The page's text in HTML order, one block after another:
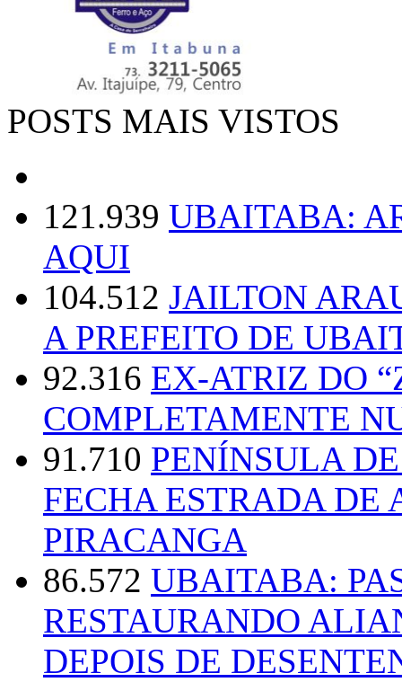
POSTS MAIS VISTOS
121.939 UBAITABA:
AQUI
104.512 JAILTON
A PREFEITO DE
92.316 EX-ATRIZ DO
COMPLETAMENTE
91.710 PENÍNSULA
FECHA ESTRADA DE
PIRACANGA
86.572 UBAITABA:
RESTAURANDO
DEPOIS DE